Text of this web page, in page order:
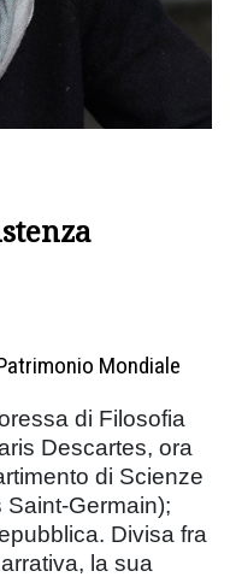
Mondiale
di Filosofia
Descartes, ora
di Scienze
Germain);
Divisa fra
la sua